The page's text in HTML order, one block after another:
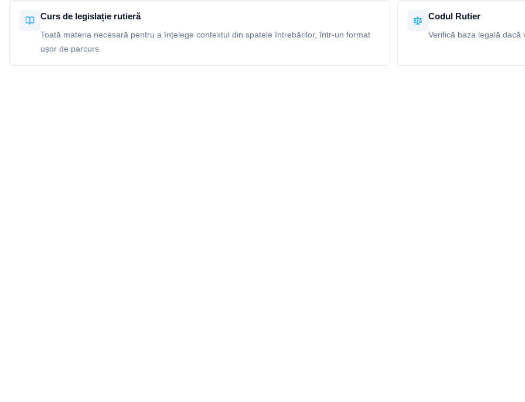
Curs de legislație rutieră
Toată materia necesară pentru a înțelege contextul din spatele întrebărilor, într-un format
ușor de parcurs.
Codul Rutier
Verifică baza legală dacă